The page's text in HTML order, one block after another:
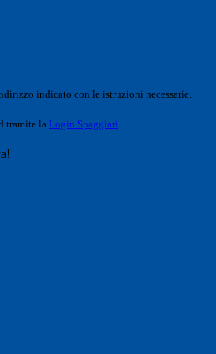
indicato con le istruzioni necessarie.
tramite la Login Spaggiari